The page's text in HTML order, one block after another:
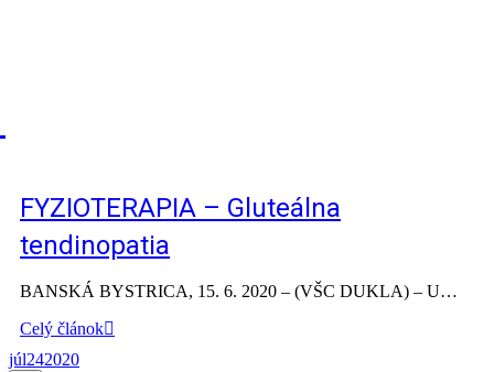
FYZIOTERAPIA – Gluteálna
tendinopatia
BANSKÁ BYSTRICA, 15. 6. 2020 – (VŠC DUKLA) – U…
Celý článok
júl242020